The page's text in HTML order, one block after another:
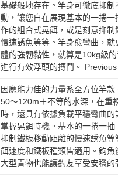
基礎般地存在。竿身可徹底抑制
動，讓您自在展現基本的一捲一
作的組合式晃餌，或是刻意抑制
慢速誘魚等等。竿身愈彎曲，就
體的強韌黏性，就算是10kg級
進行有效浮頭的搏鬥。 Previous
因應能力佳的力量系全方位竿款
50～120m＋不等的水深，在重
時，還具有依據負載平穩彎曲的
掌握晃餌時機。基本的一捲一抽
抑制鐵板移動距離的慢速誘魚等
餌速度和鐵板種類皆適用。鉤魚
大型青物也能讓釣友享受安穩的